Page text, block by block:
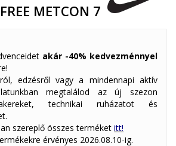
METCON 7
akár -40% kedvezménnyel
edzésről vagy a mindennapi aktív
megtalálod az új szezon
technikai ruházatot és
szereplő összes terméket itt!
érvényes 2026.08.10-ig.